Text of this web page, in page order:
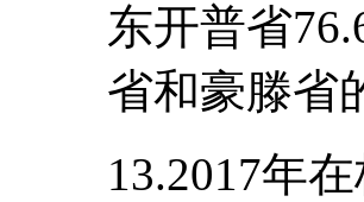
东开普省
省和豪滕省
13.2017年